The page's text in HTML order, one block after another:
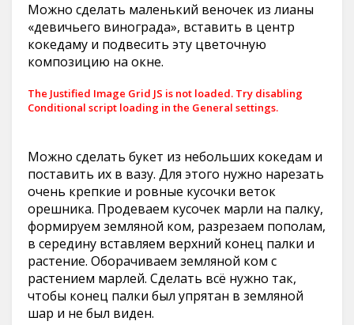
Можно сделать маленький веночек из лианы
«девичьего винограда», вставить в центр
кокедаму и подвесить эту цветочную
композицию на окне.
The Justified Image Grid JS is not loaded. Try disabling
Conditional script loading in the General settings.
Можно сделать букет из небольших кокедам и
поставить их в вазу. Для этого нужно нарезать
очень крепкие и ровные кусочки веток
орешника. Продеваем кусочек марли на палку,
формируем земляной ком, разрезаем пополам,
в середину вставляем верхний конец палки и
растение. Оборачиваем земляной ком с
растением марлей. Сделать всё нужно так,
чтобы конец палки был упрятан в земляной
шар и не был виден.